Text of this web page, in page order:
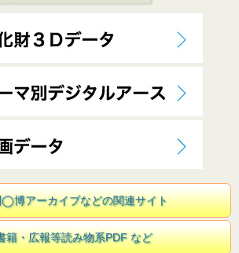
◯博アーカイブなどの関連サイト
籍・広報等読み物系PDF など